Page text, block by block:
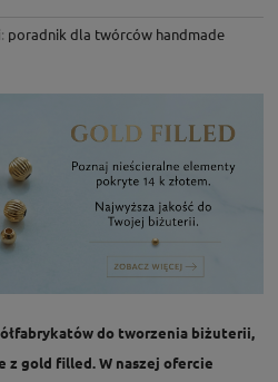
poradnik dla twórców handmade
do tworzenia biżuterii,
z gold filled. W naszej ofercie